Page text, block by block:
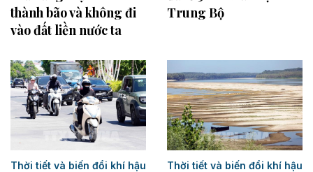
thành bão và không đi
vào đất liền nước ta
Trung Bộ
Thời tiết và biến đổi khí hậu Thời tiết và biến đổi khí hậu